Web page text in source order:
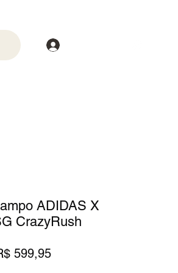
ADIDAS X
CrazyRush
599,95Preço